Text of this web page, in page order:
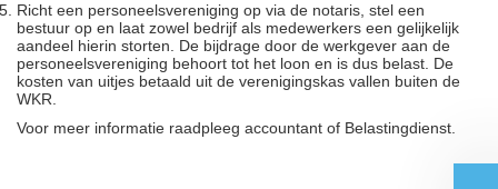
Richt een personeelsvereniging op via de notaris, stel een
bestuur op en laat zowel bedrijf als medewerkers een gelijkelijk
aandeel hierin storten. De bijdrage door de werkgever aan de
personeelsvereniging behoort tot het loon en is dus belast. De
kosten van uitjes betaald uit de verenigingskas vallen buiten de
WKR.
Voor meer informatie raadpleeg accountant of Belastingdienst.